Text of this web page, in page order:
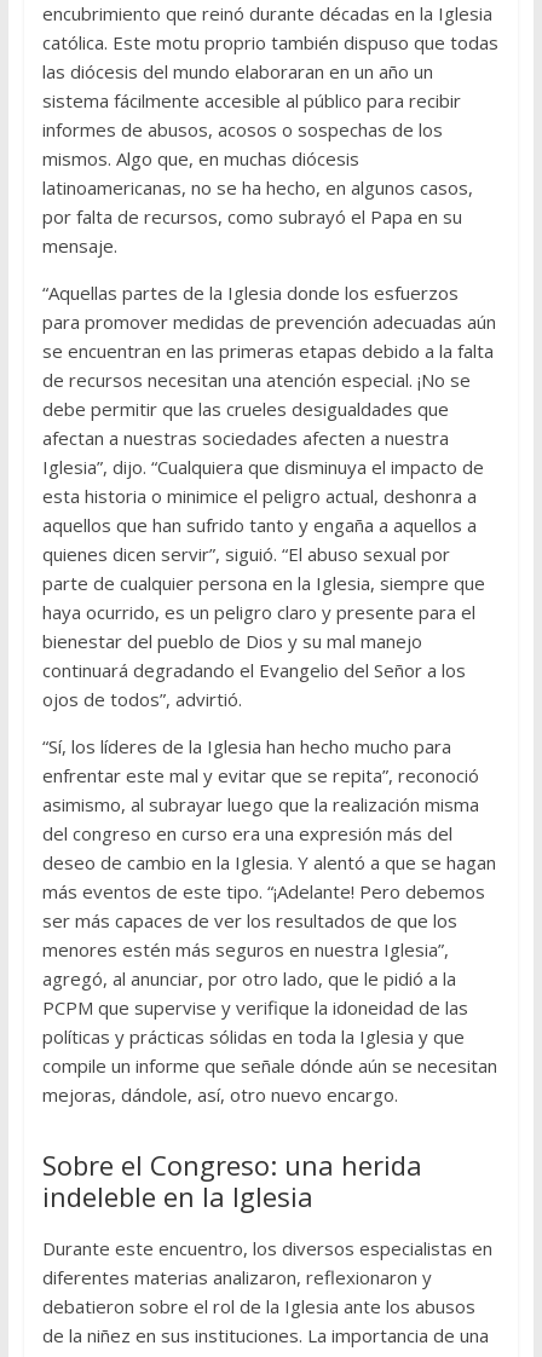
encubrimiento que reinó durante décadas en la Iglesia
católica. Este motu proprio también dispuso que todas
las diócesis del mundo elaboraran en un año un
sistema fácilmente accesible al público para recibir
informes de abusos, acosos o sospechas de los
mismos. Algo que, en muchas diócesis
latinoamericanas, no se ha hecho, en algunos casos,
por falta de recursos, como subrayó el Papa en su
mensaje.
“Aquellas partes de la Iglesia donde los esfuerzos
para promover medidas de prevención adecuadas aún
se encuentran en las primeras etapas debido a la falta
de recursos necesitan una atención especial. ¡No se
debe permitir que las crueles desigualdades que
afectan a nuestras sociedades afecten a nuestra
Iglesia”, dijo. “Cualquiera que disminuya el impacto de
esta historia o minimice el peligro actual, deshonra a
aquellos que han sufrido tanto y engaña a aquellos a
quienes dicen servir”, siguió. “El abuso sexual por
parte de cualquier persona en la Iglesia, siempre que
haya ocurrido, es un peligro claro y presente para el
bienestar del pueblo de Dios y su mal manejo
continuará degradando el Evangelio del Señor a los
ojos de todos”, advirtió.
“Sí, los líderes de la Iglesia han hecho mucho para
enfrentar este mal y evitar que se repita”, reconoció
asimismo, al subrayar luego que la realización misma
del congreso en curso era una expresión más del
deseo de cambio en la Iglesia. Y alentó a que se hagan
más eventos de este tipo. “¡Adelante! Pero debemos
ser más capaces de ver los resultados de que los
menores estén más seguros en nuestra Iglesia”,
agregó, al anunciar, por otro lado, que le pidió a la
PCPM que supervise y verifique la idoneidad de las
políticas y prácticas sólidas en toda la Iglesia y que
compile un informe que señale dónde aún se necesitan
mejoras, dándole, así, otro nuevo encargo.
Sobre el Congreso: una herida
indeleble en la Iglesia
Durante este encuentro, los diversos especialistas en
diferentes materias analizaron, reflexionaron y
debatieron sobre el rol de la Iglesia ante los abusos
de la niñez en sus instituciones. La importancia de una